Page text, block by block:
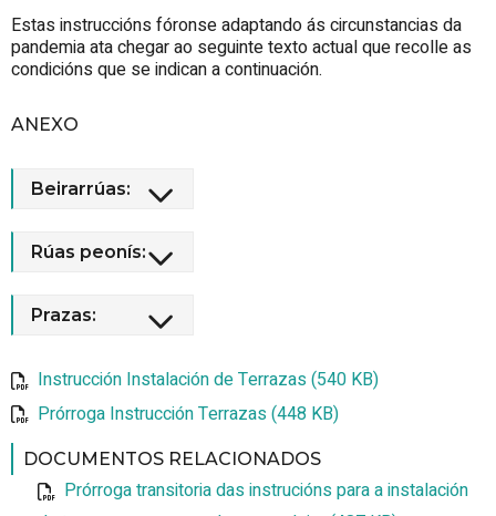
Estas instruccións fóronse adaptando ás circunstancias da
pandemia ata chegar ao seguinte texto actual que recolle as
condicións que se indican a continuación.
ANEXO
Beirarrúas:
Rúas peonís:
Prazas:
Instrucción Instalación de Terrazas (540 KB)
Prórroga Instrucción Terrazas (448 KB)
DOCUMENTOS RELACIONADOS
Prórroga transitoria das instrucións para a instalación